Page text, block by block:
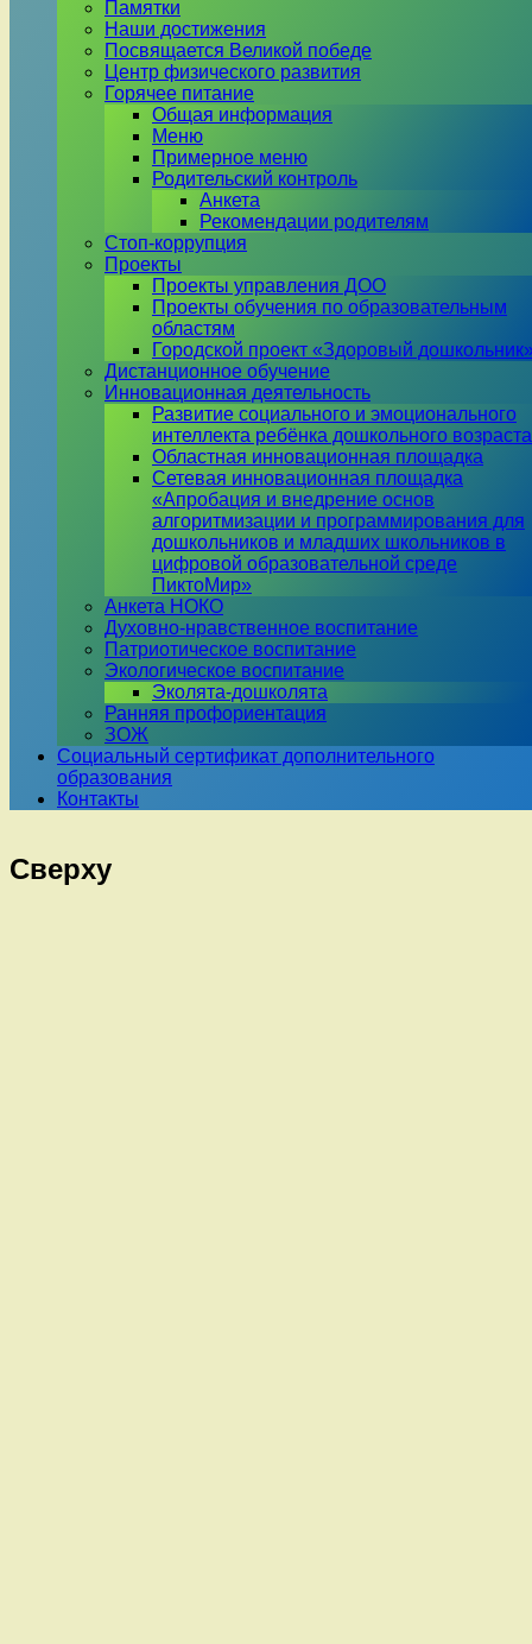
Памятки
Наши достижения
Посвящается Великой победе
Центр физического развития
Горячее питание
Общая информация
Меню
Примерное меню
Родительский контроль
Анкета
Рекомендации родителям
Стоп-коррупция
Проекты
Проекты управления ДОО
Проекты обучения по образовательным
областям
Городской проект «Здоровый
Дистанционное обучение
Инновационная деятельность
Развитие социального и эмоционального
интеллекта ребёнка дошкольного возраста
Областная инновационная площадка
Сетевая инновационная площадка
«Апробация и внедрение основ
алгоритмизации и программирования для
дошкольников и младших школьников в
цифровой образовательной среде
ПиктоМир»
Анкета НОКО
Духовно-нравственное воспитание
Патриотическое воспитание
Экологическое воспитание
Эколята-дошколята
Ранняя профориентация
ЗОЖ
Социальный сертификат дополнительного
образования
Контакты
Сверху